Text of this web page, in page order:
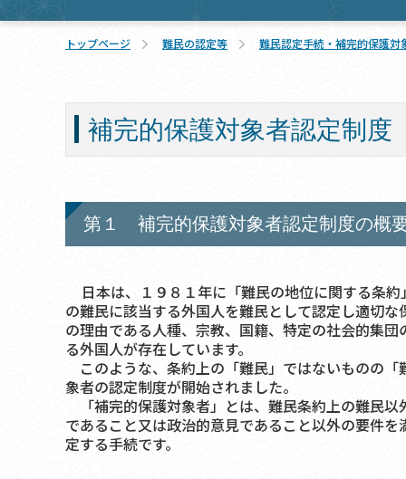
トップページ 難民の認定等 難民認定手続・補完的保護対
補完的保護対象者認定制度
第１ 補完的保護対象者認定制度の概
日本は、１９８１年に「難民の地位に関する条
の難民に該当する外国人を難民として認定し適切
の理由である人種、宗教、国籍、特定の社会的集
る外国人が存在しています。
このような、条約上の「難民」ではないものの
象者の認定制度が開始されました。
「補完的保護対象者」とは、難民条約上の難民
であること又は政治的意見であること以外の要件
定する手続です。